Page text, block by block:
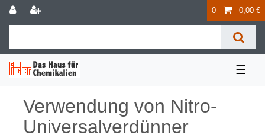
0 0,00 €
☰
Verwendung von Nitro-
Universalverdünner